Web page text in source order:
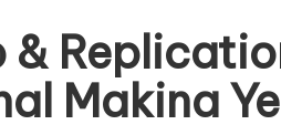
&
Makina